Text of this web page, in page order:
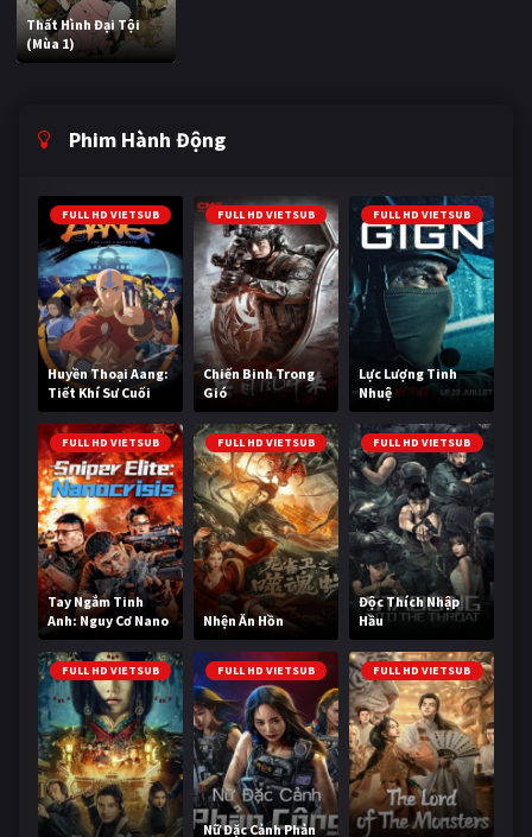
Thất Hình Đại Tội
(Mùa 1)
Phim Hành Động
FULL HD VIETSUB
Huyền Thoại Aang:
Tiết Khí Sư Cuối
Cùng
FULL HD VIETSUB
Chiến Binh Trong
Gió
FULL HD VIETSUB
Lực Lượng Tinh
Nhuệ
FULL HD VIETSUB
Tay Ngắm Tinh
Anh: Nguy Cơ Nano
FULL HD VIETSUB
Nhện Ăn Hồn
FULL HD VIETSUB
Độc Thích Nhập
Hầu
FULL HD VIETSUB FULL HD VIETSUB
Nữ Đặc Cảnh Phản
FULL HD VIETSUB